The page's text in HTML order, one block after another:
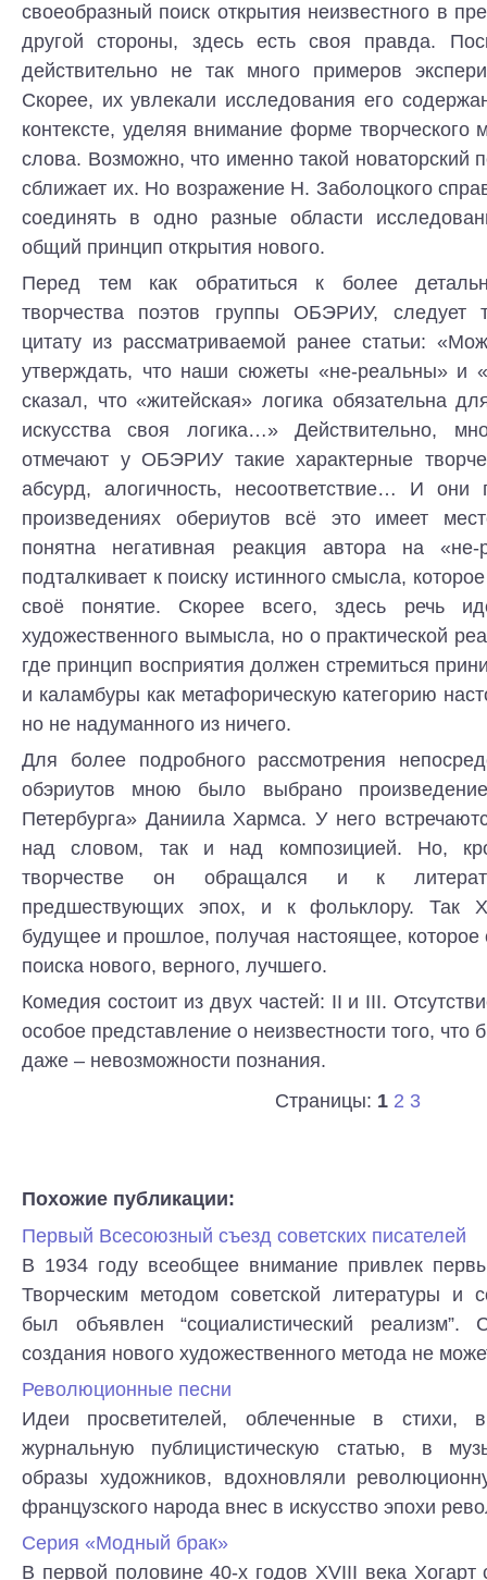
своеобразный поиск открытия неизвестного в
другой стороны, здесь есть своя правда.
действительно не так много примеров
Скорее, их увлекали исследования его
контексте, уделяя внимание форме
слова. Возможно, что именно такой новаторский
сближает их. Но возражение Н. Заболоцкого
соединять в одно разные области
общий принцип открытия нового.
Перед тем как обратиться к более
творчества поэтов группы ОБЭРИУ, следует
цитату из рассматриваемой ранее статьи:
утверждать, что наши сюжеты «не-реальны» и
сказал, что «житейская» логика обязательна
искусства своя логика…» Действительно,
отмечают у ОБЭРИУ такие характерные
абсурд, алогичность, несоответствие… И они
произведениях обериутов всё это имеет
понятна негативная реакция автора на «не-
подталкивает к поиску истинного смысла,
своё понятие. Скорее всего, здесь речь
художественного вымысла, но о практической
где принцип восприятия должен стремиться
и каламбуры как метафорическую категорию
но не надуманного из ничего.
Для более подробного рассмотрения
обэриутов мною было выбрано
Петербурга» Даниила Хармса. У него
над словом, так и над композицией. Но,
творчестве он обращался и к
предшествующих эпох, и к фольклору. Так
будущее и прошлое, получая настоящее, которое
поиска нового, верного, лучшего.
Комедия состоит из двух частей: II и III.
особое представление о неизвестности того, что
даже – невозможности познания.
Страницы: 1 2 3
Похожие публикации:
Первый Всесоюзный съезд советских писателей
В 1934 году всеобщее внимание привлек
Творческим методом советской литературы и
был объявлен “социалистический
создания нового художественного метода не
Революционные песни
Идеи просветителей, облеченные в стихи,
журнальную публицистическую статью, в
образы художников, вдохновляли
французского народа внес в искусство эпохи
Серия «Модный брак»
В первой половине 40-х годов XVIII века